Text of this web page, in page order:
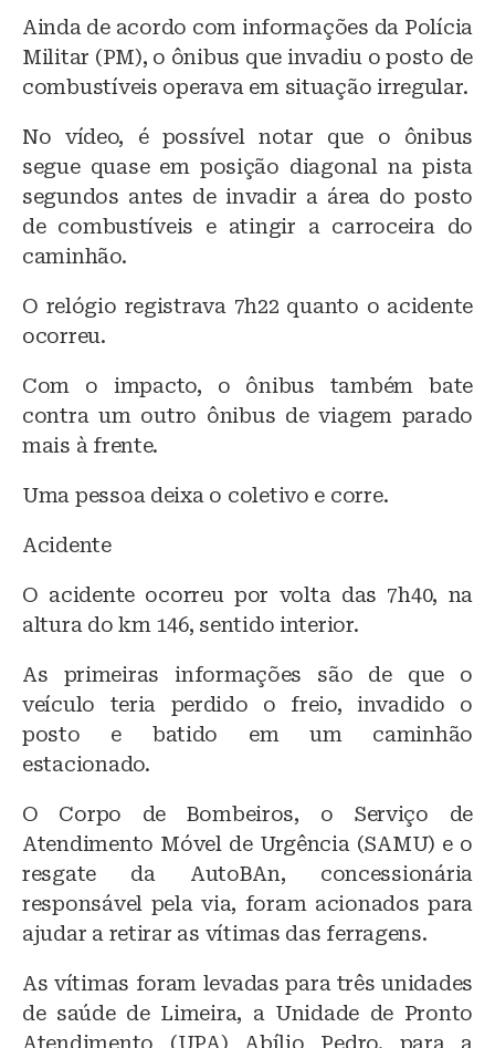
Ainda de acordo com informações da Polícia
Militar (PM), o ônibus que invadiu o posto de
combustíveis operava em situação irregular.
No vídeo, é possível notar que o ônibus
segue quase em posição diagonal na pista
segundos antes de invadir a área do posto
de combustíveis e atingir a carroceira do
caminhão.
O relógio registrava 7h22 quanto o acidente
ocorreu.
Com o impacto, o ônibus também bate
contra um outro ônibus de viagem parado
mais à frente.
Uma pessoa deixa o coletivo e corre.
Acidente
O acidente ocorreu por volta das 7h40, na
altura do km 146, sentido interior.
As primeiras informações são de que o
veículo teria perdido o freio, invadido o
posto e batido em um caminhão
estacionado.
O Corpo de Bombeiros, o Serviço de
Atendimento Móvel de Urgência (SAMU) e o
resgate da AutoBAn, concessionária
responsável pela via, foram acionados para
ajudar a retirar as vítimas das ferragens.
As vítimas foram levadas para três unidades
de saúde de Limeira, a Unidade de Pronto
Atendimento (UPA) Abílio Pedro, para a